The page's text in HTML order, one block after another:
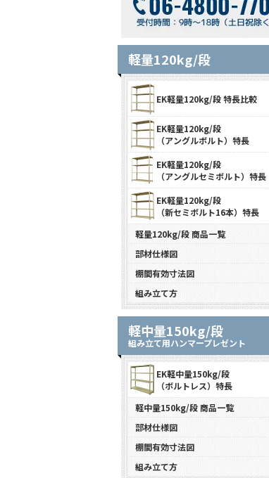
軽量120kg/段
EK軽量120kg/段 特長比較
EK軽量120kg/段
（アングルボルト）特長
EK軽量120kg/段
（アングルセミボルト）特長
EK軽量120kg/段
（新セミボルト16本）特長
軽量120kg/段 商品一覧
部材仕様図
棚間有効寸法図
組み立て方
軽中量150kg/段
組み立て用ハンマープレゼント
EK軽中量150kg/段
（ボルトレス）特長
軽中量150kg/段 商品一覧
部材仕様図
棚間有効寸法図
組み立て方